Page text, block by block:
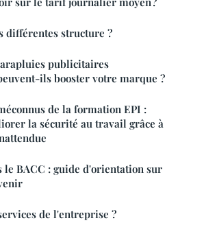
différentes structure ?
publicitaires
ils booster votre marque ?
de la formation EPI :
la sécurité au travail grâce à
le BACC : guide d'orientation sur
de l'entreprise ?